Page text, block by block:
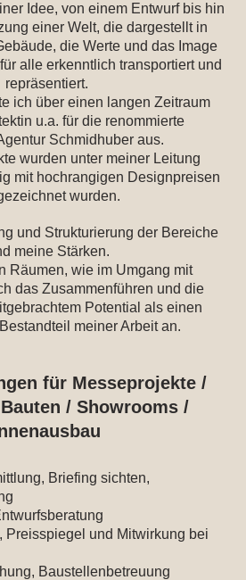
Idee, von einem Entwurf bis hin
einer Welt, die dargestellt in
die Werte und das Image
alle erkenntlich transportiert und
repräsentiert.
ich über einen langen Zeitraum
u.a. für die renommierte
Schmidhuber aus.
wurden unter meiner Leitung
mit hochrangigen Designpreisen
wurden.
und Strukturierung der Bereiche
meine Stärken.
Räumen, wie im Umgang mit
das Zusammenführen und die
Potential als einen
meiner Arbeit an.
für Messeprojekte /
/ Showrooms /
Briefing sichten,
Preisspiegel und Mitwirkung bei
Baustellenbetreuung